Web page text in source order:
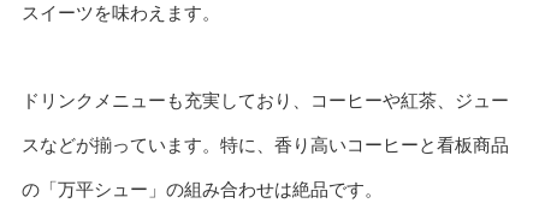
スイーツを味わえます。
ドリンクメニューも充実しており、コーヒーや紅茶、ジュー
スなどが揃っています。特に、香り高いコーヒーと看板商品
の「万平シュー」の組み合わせは絶品です。